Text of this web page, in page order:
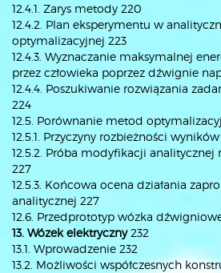
12.4.1. Zarys metody 220
12.4.2. Plan eksperymentu w
optymalizacyjnej 223
12.4.3. Wyznaczanie maksymalnej
przez człowieka poprzez dźwignie
12.4.4. Poszukiwanie rozwiązania
224
12.5. Porównanie metod
12.5.1. Przyczyny rozbieżności
12.5.2. Próba modyfikacji
227
12.5.3. Końcowa ocena działania
analitycznej 227
12.6. Przedprototyp wózka
13. Wózek elektryczny232
13.1. Wprowadzenie 232
13.2. Możliwości współczesnych